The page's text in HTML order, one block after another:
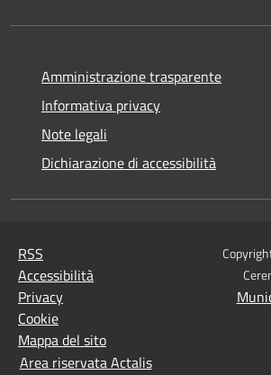
Amministrazione trasparente
Informativa privacy
Note legali
Dichiarazione di accessibilità
RSS
Accessibilità
Privacy
Cookie
Mappa del sito
Area riservata Actalis